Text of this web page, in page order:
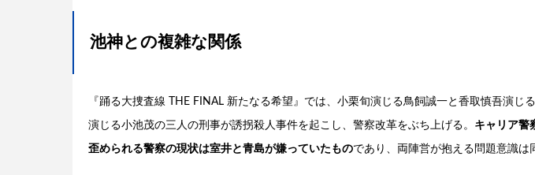
池神との複雑な関係
『踊る大捜査線 THE FINAL 新たなる希望』では、小栗旬演じる鳥飼誠一と香取慎吾演じ
演じる小池茂の三人の刑事が誘拐殺人事件を起こし、警察改革をぶち上げる。 キャリア警
歪められる警察の現状は室井と青島が嫌っていたものであり、両陣営が抱える問題意識は